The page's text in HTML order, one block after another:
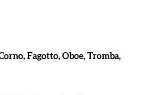
Fagotto, Oboe, Tromba,